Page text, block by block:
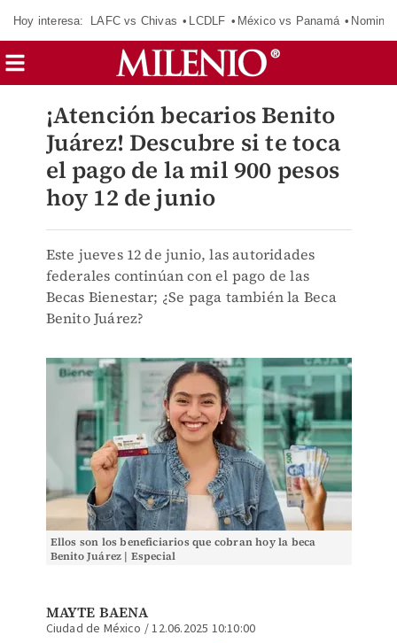
Hoy interesa: LAFC vs Chivas LCDLF México vs Panamá
¡Atención becarios Benito
Juárez! Descubre si te toca
el pago de la mil 900 pesos
hoy 12 de junio
Este jueves 12 de junio, las autoridades
federales continúan con el pago de las
Becas Bienestar; ¿Se paga también la Beca
Benito Juárez?
Ellos son los beneficiarios que cobran hoy la beca
Benito Juárez | Especial
MAYTE BAENA
Ciudad de México /12.06.2025 10:10:00